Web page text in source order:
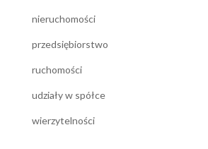
nieruchomości
przedsiębiorstwo
ruchomości
udziały w spółce
wierzytelności